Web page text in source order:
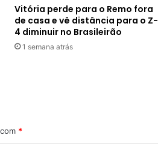
Vitória perde para o Remo fora
de casa e vê distância para o Z-
4 diminuir no Brasileirão
1 semana atrás
*